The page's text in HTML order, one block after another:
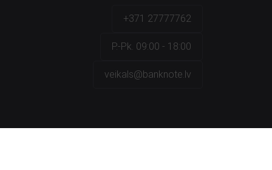
+371 27777762
P.-Pk. 09:00 - 18:00
veikals@banknote.lv